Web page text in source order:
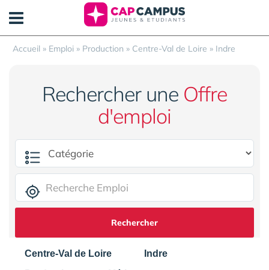
Accueil » Emploi » Production » Centre-Val de Loire » Indre
Rechercher une Offre
d'emploi
Rechercher
Centre-Val de Loire
Indre
Panneau de gestion des cookies